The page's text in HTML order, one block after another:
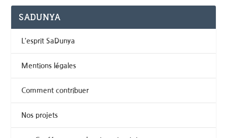
SADUNYA
L’esprit SaDunya
Mentions légales
Comment contribuer
Nos projets